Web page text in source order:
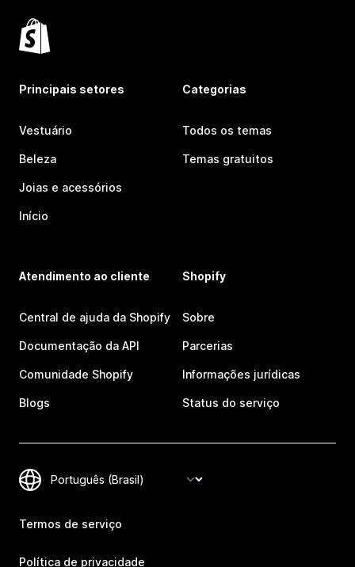
Principais setores
Vestuário
Beleza
Joias e acessórios
Início
Categorias
Todos os temas
Temas gratuitos
Atendimento ao cliente
Central de ajuda da Shopify
Documentação da API
Comunidade Shopify
Blogs
Shopify
Sobre
Parcerias
Informações jurídicas
Status do serviço
Termos de serviço
Política de privacidade